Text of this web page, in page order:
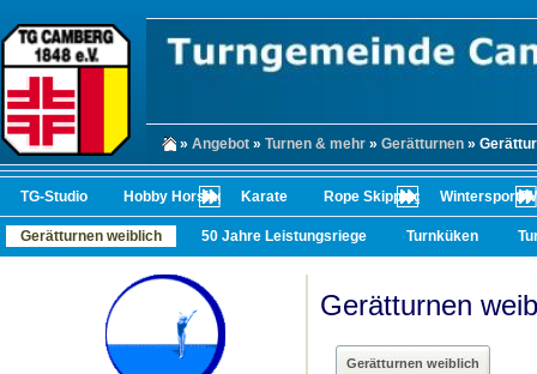
» Angebot » Turnen & mehr » Gerätturnen »
TG-Studio Hobby Horsing Karate Rope Skipping Wintersport/
Gerätturnen weiblich 50 Jahre Leistungsriege Turnküken
Gerätturnen
Gerätturnen weiblich